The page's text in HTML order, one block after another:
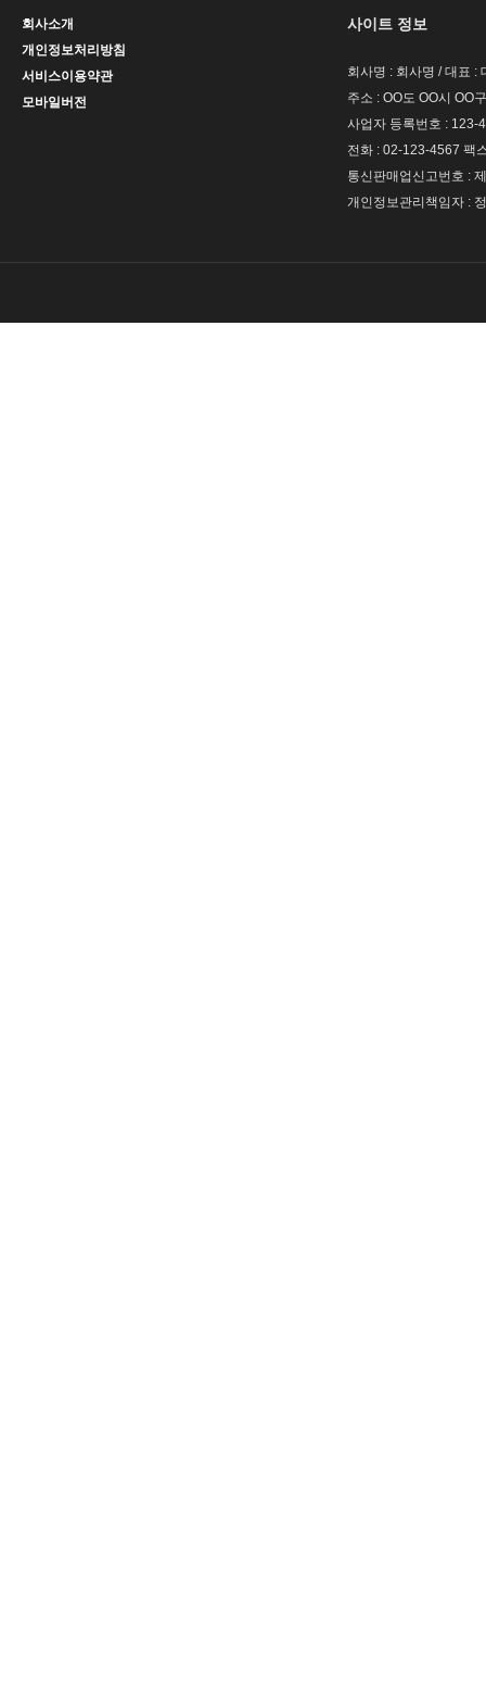
회사소개
개인정보처리방침
서비스이용약관
모바일버전
사이트 정보
회사명 : 회사명 / 대표 :
주소 : OO도 OO시 OO
사업자 등록번호 : 123-
전화 : 02-123-4567 팩
통신판매업신고번호 :
개인정보관리책임자 :